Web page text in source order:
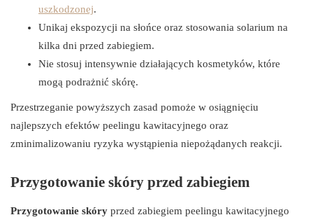
uszkodzonej.
Unikaj ekspozycji na słońce oraz stosowania solarium na
kilka dni przed zabiegiem.
Nie stosuj intensywnie działających kosmetyków, które
mogą podrażnić skórę.
Przestrzeganie powyższych zasad pomoże w osiągnięciu
najlepszych efektów peelingu kawitacyjnego oraz
zminimalizowaniu ryzyka wystąpienia niepożądanych reakcji.
Przygotowanie skóry przed zabiegiem
Przygotowanie skóry przed zabiegiem peelingu kawitacyjnego